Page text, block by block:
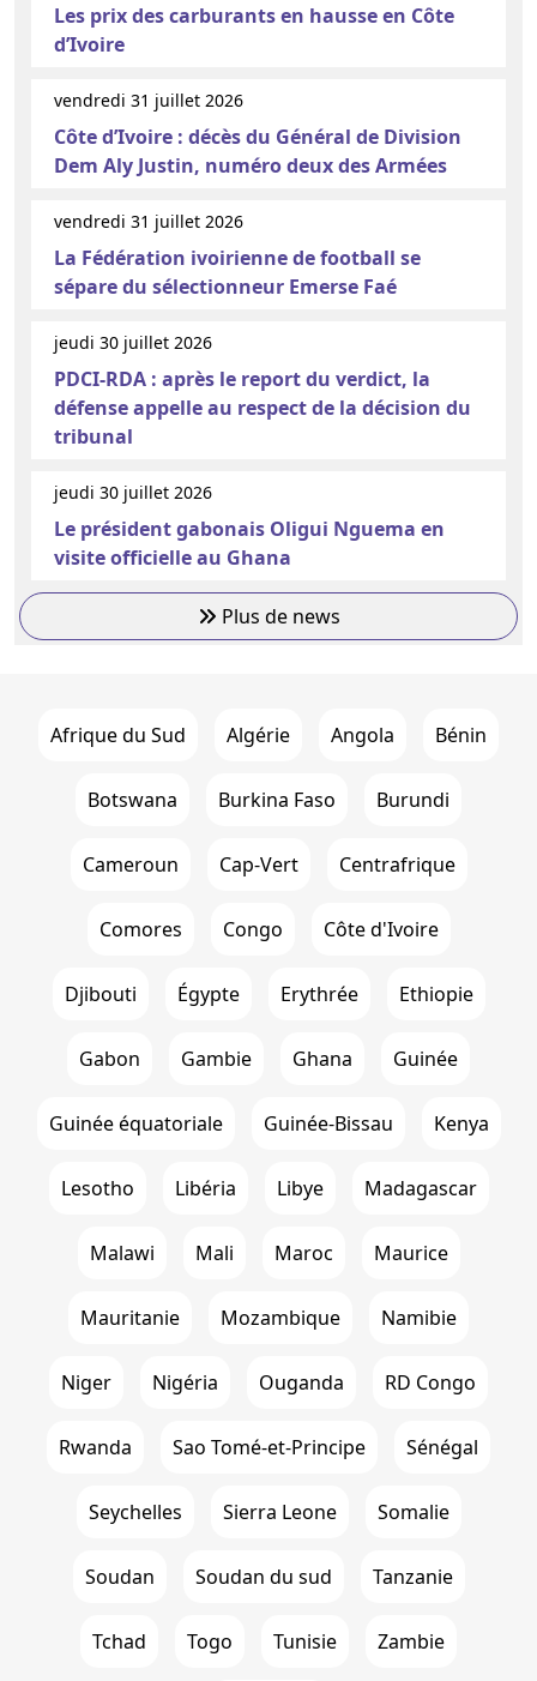
Les prix des carburants en hausse en Côte
d’Ivoire
vendredi 31 juillet 2026
Côte d’Ivoire : décès du Général de Division
Dem Aly Justin, numéro deux des Armées
vendredi 31 juillet 2026
La Fédération ivoirienne de football se
sépare du sélectionneur Emerse Faé
jeudi 30 juillet 2026
PDCI-RDA : après le report du verdict, la
défense appelle au respect de la décision du
tribunal
jeudi 30 juillet 2026
Le président gabonais Oligui Nguema en
visite officielle au Ghana
Plus de news
Afrique du Sud Algérie Angola Bénin
Botswana Burkina Faso Burundi
Cameroun Cap-Vert Centrafrique
Comores Congo Côte d'Ivoire
Djibouti Égypte Erythrée Ethiopie
Gabon Gambie Ghana Guinée
Guinée équatoriale Guinée-Bissau Kenya
Lesotho Libéria Libye Madagascar
Malawi Mali Maroc Maurice
Mauritanie Mozambique Namibie
Niger Nigéria Ouganda RD Congo
Rwanda Sao Tomé-et-Principe Sénégal
Seychelles Sierra Leone Somalie
Soudan Soudan du sud Tanzanie
Tchad Togo Tunisie Zambie